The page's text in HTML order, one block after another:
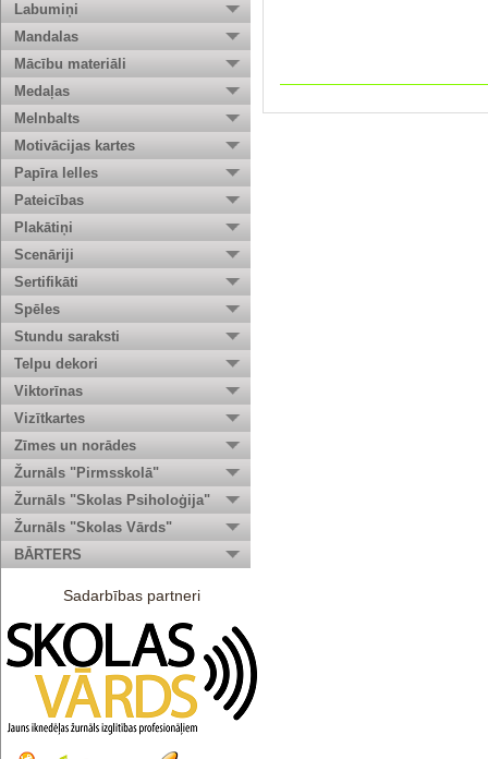
Labumiņi
Mandalas
Mācību materiāli
Medaļas
Melnbalts
Motivācijas kartes
Papīra lelles
Pateicības
Plakātiņi
Scenāriji
Sertifikāti
Spēles
Stundu saraksti
Telpu dekori
Viktorīnas
Vizītkartes
Zīmes un norādes
Žurnāls "Pirmsskolā"
Žurnāls "Skolas Psiholoģija"
Žurnāls "Skolas Vārds"
BĀRTERS
Sadarbības partneri